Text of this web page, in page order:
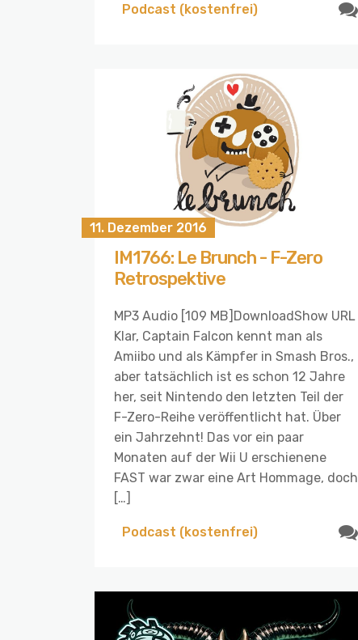
Podcast (kostenfrei)
11. Dezember 2016
IM1766: Le Brunch - F-Zero
Retrospektive
MP3 Audio [109 MB]DownloadShow URL
Klar, Captain Falcon kennt man als
Amiibo und als Kämpfer in Smash Bros.,
aber tatsächlich ist es schon 12 Jahre
her, seit Nintendo den letzten Teil der
F-Zero-Reihe veröffentlicht hat. Über
ein Jahrzehnt! Das vor ein paar
Monaten auf der Wii U erschienene
FAST war zwar eine Art Hommage, doch
[…]
Podcast (kostenfrei)